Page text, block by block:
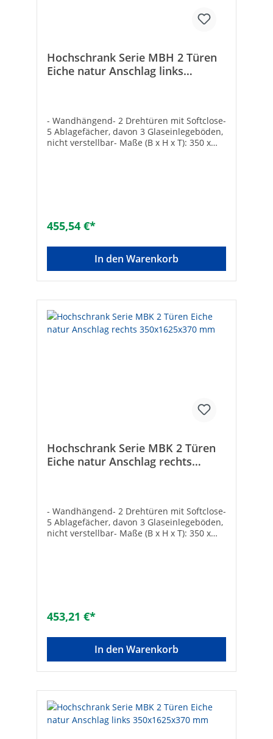
Hochschrank Serie MBH 2 Türen
Eiche natur Anschlag links
- Wandhängend- 2 Drehtüren mit Softclose-
5 Ablagefächer, davon 3 Glaseinlegeböden,
nicht verstellbar- Maße (B x H x T): 350 x
455,54 €*
In den Warenkorb
Hochschrank Serie MBK 2 Türen
Eiche natur Anschlag rechts
- Wandhängend- 2 Drehtüren mit Softclose-
5 Ablagefächer, davon 3 Glaseinlegeböden,
nicht verstellbar- Maße (B x H x T): 350 x
453,21 €*
In den Warenkorb